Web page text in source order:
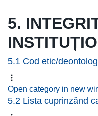
5.
5.1 Cod etic/
Open category in new
5.2 Lista cuprinzând